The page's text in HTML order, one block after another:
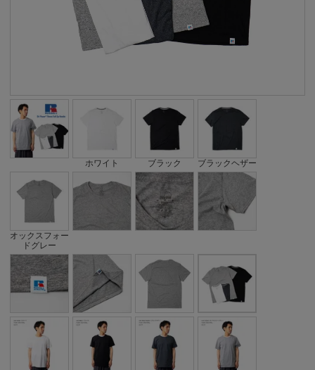
ホワイト ブラック ブラックヘザー
オックスフォー
ドグレー